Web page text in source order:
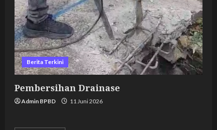
Berita Terkini
Pembersihan Drainase
Admin BPBD 11 Juni 2026